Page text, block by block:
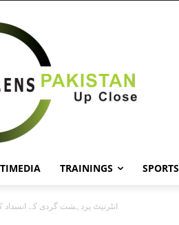
TRAININGS SPORTS
انٹرنیٹ پردہشت گردی کے انسداد